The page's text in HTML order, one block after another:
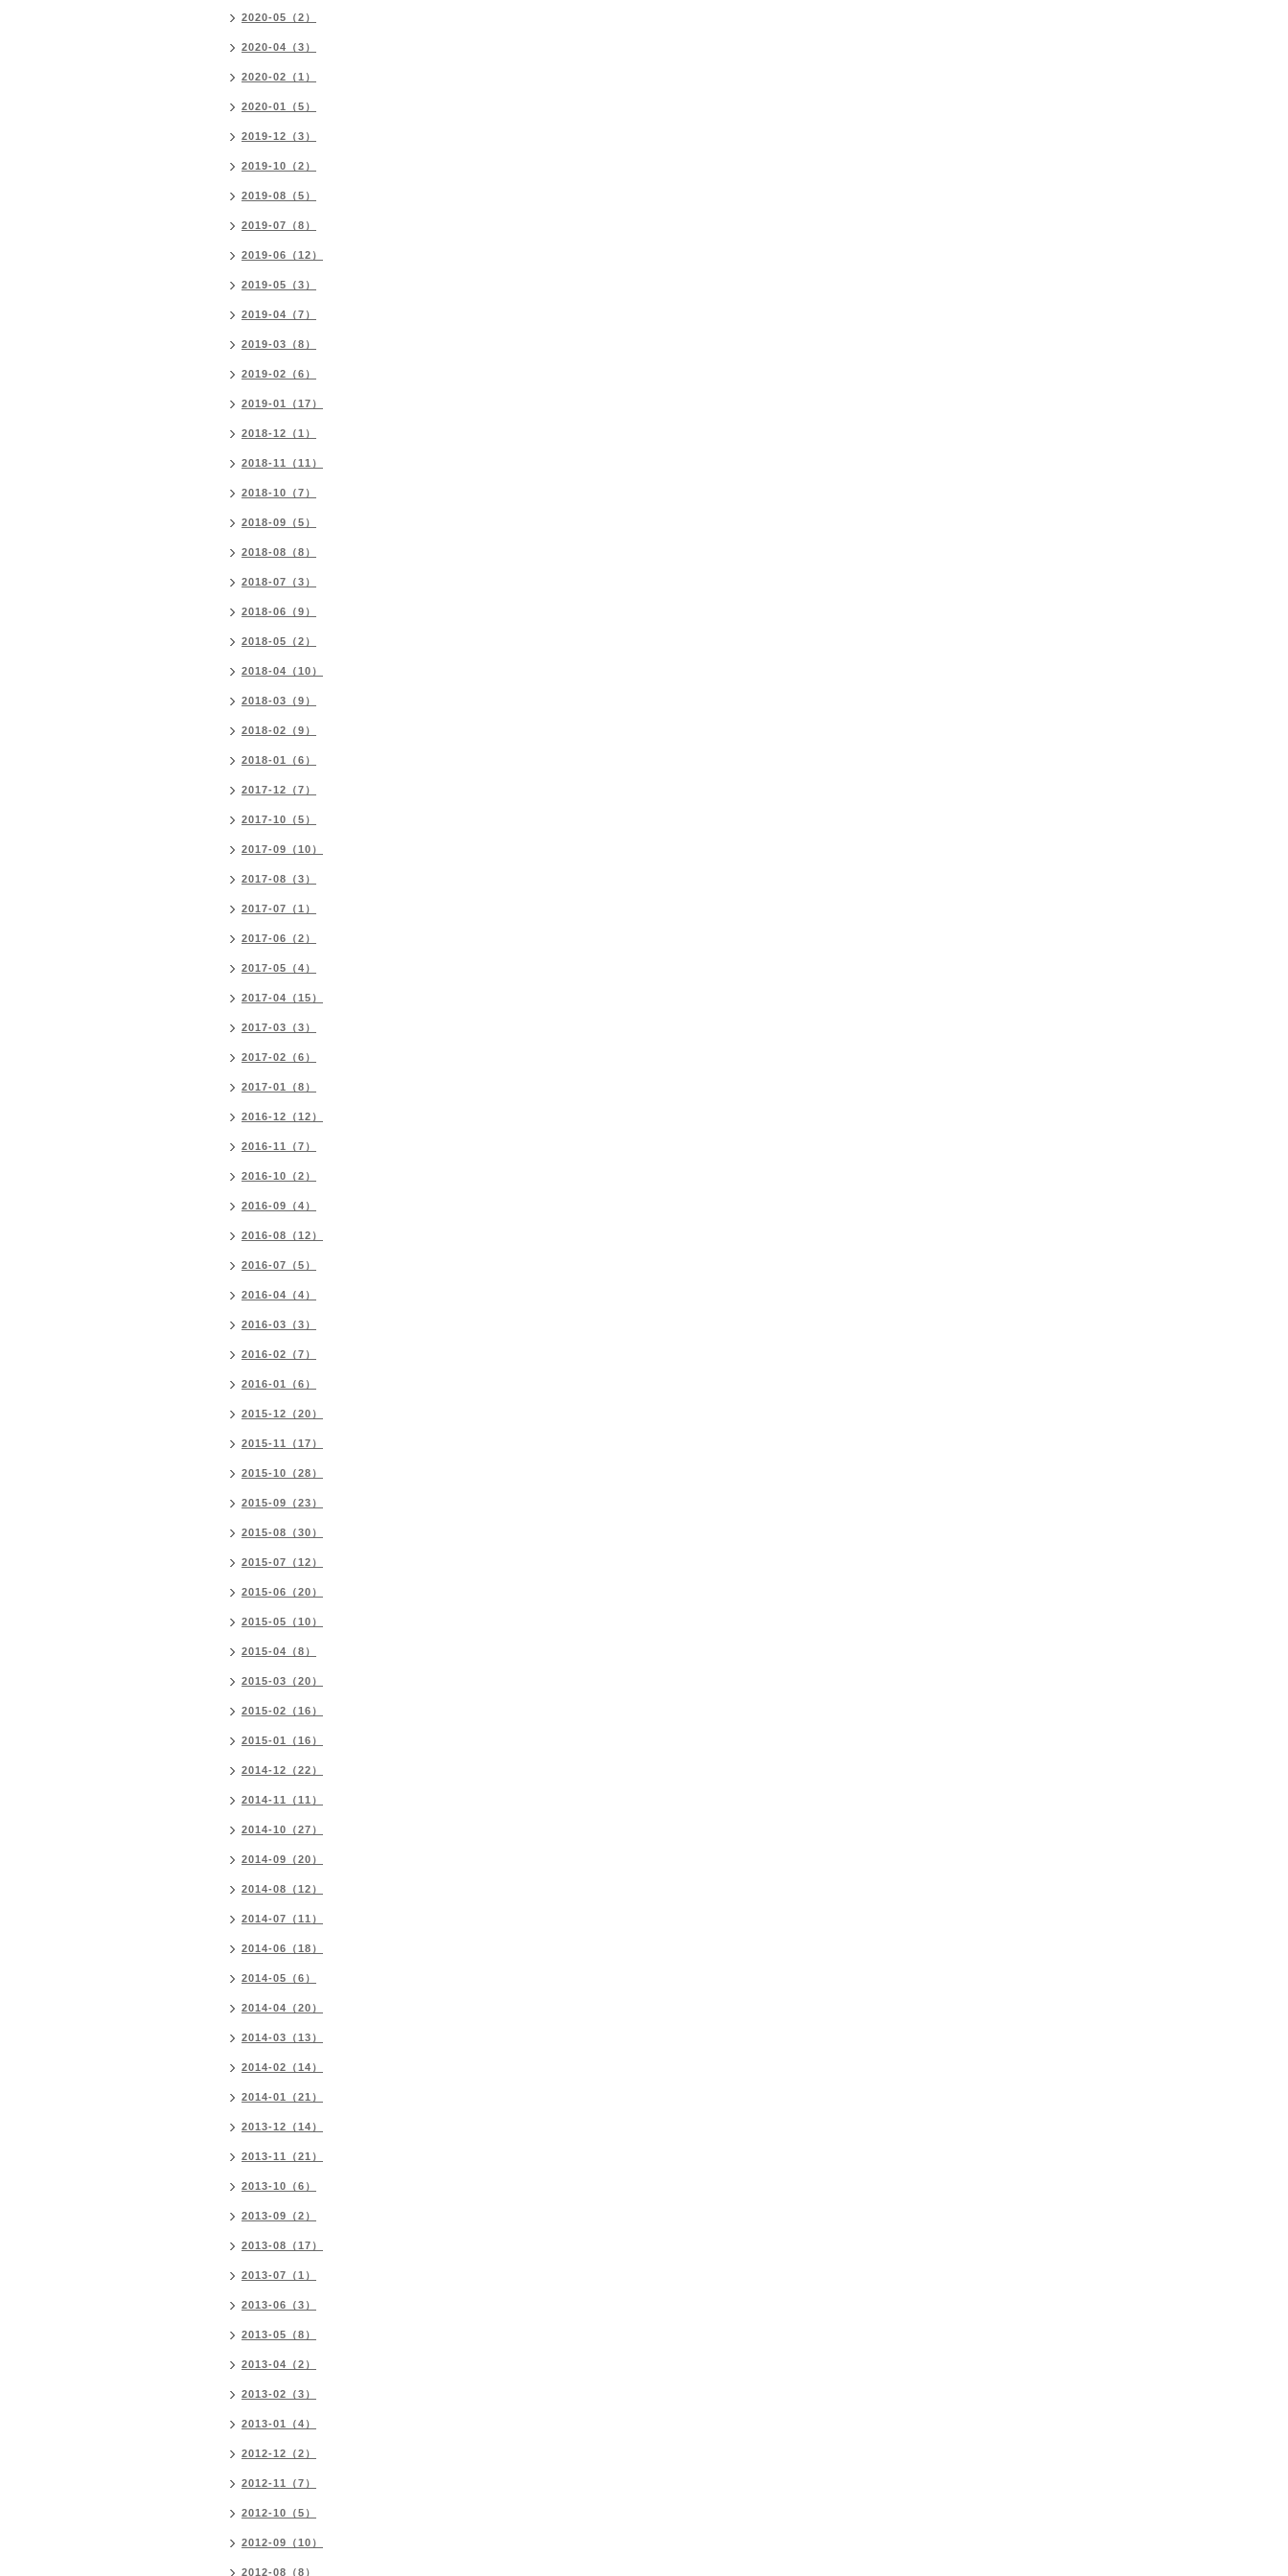
2020-05（2）
2020-04（3）
2020-02（1）
2020-01（5）
2019-12（3）
2019-10（2）
2019-08（5）
2019-07（8）
2019-06（12）
2019-05（3）
2019-04（7）
2019-03（8）
2019-02（6）
2019-01（17）
2018-12（1）
2018-11（11）
2018-10（7）
2018-09（5）
2018-08（8）
2018-07（3）
2018-06（9）
2018-05（2）
2018-04（10）
2018-03（9）
2018-02（9）
2018-01（6）
2017-12（7）
2017-10（5）
2017-09（10）
2017-08（3）
2017-07（1）
2017-06（2）
2017-05（4）
2017-04（15）
2017-03（3）
2017-02（6）
2017-01（8）
2016-12（12）
2016-11（7）
2016-10（2）
2016-09（4）
2016-08（12）
2016-07（5）
2016-04（4）
2016-03（3）
2016-02（7）
2016-01（6）
2015-12（20）
2015-11（17）
2015-10（28）
2015-09（23）
2015-08（30）
2015-07（12）
2015-06（20）
2015-05（10）
2015-04（8）
2015-03（20）
2015-02（16）
2015-01（16）
2014-12（22）
2014-11（11）
2014-10（27）
2014-09（20）
2014-08（12）
2014-07（11）
2014-06（18）
2014-05（6）
2014-04（20）
2014-03（13）
2014-02（14）
2014-01（21）
2013-12（14）
2013-11（21）
2013-10（6）
2013-09（2）
2013-08（17）
2013-07（1）
2013-06（3）
2013-05（8）
2013-04（2）
2013-02（3）
2013-01（4）
2012-12（2）
2012-11（7）
2012-10（5）
2012-09（10）
2012-08（8）